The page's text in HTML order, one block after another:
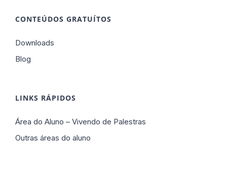
CONTEÚDOS GRATUÍTOS
Downloads
Blog
LINKS RÁPIDOS
Área do Aluno – Vivendo de Palestras
Outras áreas do aluno